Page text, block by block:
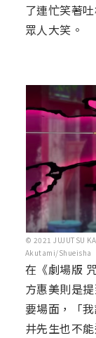
了連忙笑著
眾人大笑。
© 2021 JUJUTSU
Akutami/Shueisha
在《劇場版
方惠美則是
要場面，「
井先生也不